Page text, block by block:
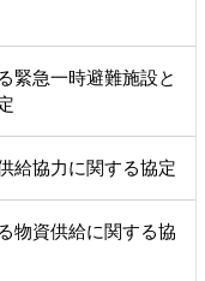
緊急一時避難施設と
給協力に関する協定
物資供給に関する協